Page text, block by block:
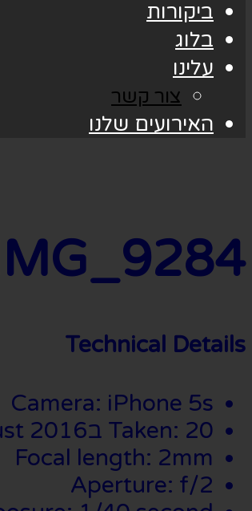
ביקורות
בלוג
עלינו
צור קשר
האירועים שלנו
Technical Details
Camera: iPhone 5s
Taken: 20 בAugust 2016
Focal length: 2mm
Aperture: f/2